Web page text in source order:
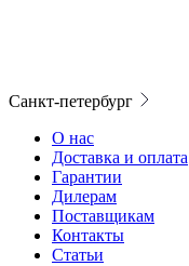
Санкт-петербург
О нас
Доставка и оплата
Гарантии
Дилерам
Поставщикам
Контакты
Статьи